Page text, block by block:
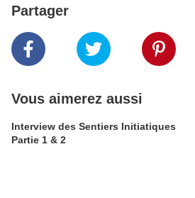
Partager
Vous aimerez aussi
Interview des Sentiers Initiatiques
Partie 1 & 2